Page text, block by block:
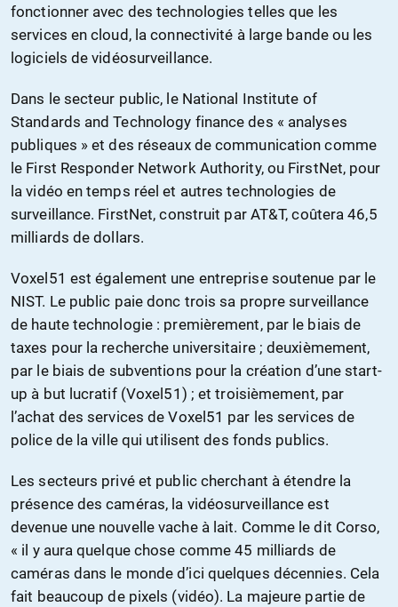
fonctionner avec des technologies telles que les
services en cloud, la connectivité à large bande ou les
logiciels de vidéosurveillance.
Dans le secteur public, le National Institute of
Standards and Technology finance des « analyses
publiques » et des réseaux de communication comme
le First Responder Network Authority, ou FirstNet, pour
la vidéo en temps réel et autres technologies de
surveillance. FirstNet, construit par AT&T, coûtera 46,5
milliards de dollars.
Voxel51 est également une entreprise soutenue par le
NIST. Le public paie donc trois sa propre surveillance
de haute technologie : premièrement, par le biais de
taxes pour la recherche universitaire ; deuxièmement,
par le biais de subventions pour la création d’une start-
up à but lucratif (Voxel51) ; et troisièmement, par
l’achat des services de Voxel51 par les services de
police de la ville qui utilisent des fonds publics.
Les secteurs privé et public cherchant à étendre la
présence des caméras, la vidéosurveillance est
devenue une nouvelle vache à lait. Comme le dit Corso,
« il y aura quelque chose comme 45 milliards de
caméras dans le monde d’ici quelques décennies. Cela
fait beaucoup de pixels (vidéo). La majeure partie de